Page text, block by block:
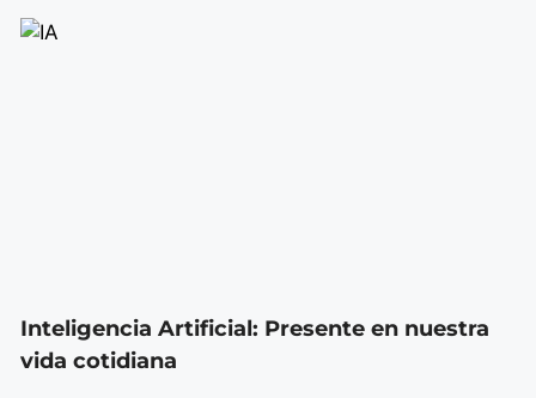
Inteligencia Artificial: Presente en nuestra
vida cotidiana